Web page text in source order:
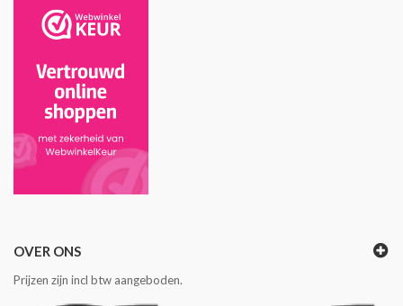
OVER ONS
Prijzen zijn incl btw aangeboden.